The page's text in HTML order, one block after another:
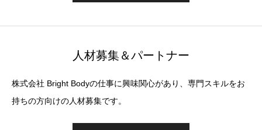
人材募集＆パートナー
株式会社 Bright Bodyの仕事に興味関心があり、専門スキルをお
持ちの方向けの人材募集です。